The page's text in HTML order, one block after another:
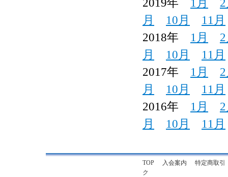
2019年 1月
月
10月
11月
2018年 1月
月
10月
11月
2017年 1月
月
10月
11月
2016年 1月
月
10月 11月
TOP 入会案内
特定商取引
ク